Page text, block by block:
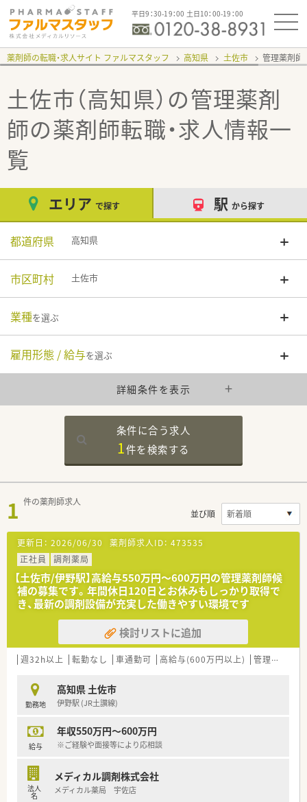
平日9：30-19：00 土日10：00-19：00
薬剤師の転職・求人サイト ファルマスタッフ 高知県 土佐市 管理薬剤師
土佐市（高知県）の管理薬剤
師の薬剤師転職・求人情報一
覧
エリア で探す 駅 から探す
都道府県 高知県
市区町村 土佐市
業種を選ぶ
雇用形態 / 給与を選ぶ
詳細条件を表示
条件に合う求人
1件を検索する
1 件の薬剤師求人
並び順
更新日： 2026/06/30 薬剤師求人ID： 473535
正社員
調剤薬局
【土佐市/伊野駅】高給与550万円〜600万円の管理薬剤師候
補の募集です。年間休日120日とお休みもしっかり取得で
き、最新の調剤設備が充実した働きやすい環境です
検討リストに追加
週32h以上 転勤なし 車通勤可 高給与(600万円以上) 管理薬剤師
勤務地
高知県 土佐市
伊野駅 (JR土讃線)
給与
年収550万円～600万円
※ご経験や面接等により応相談
法人
名
メディカル調剤株式会社
メディカル薬局 宇佐店